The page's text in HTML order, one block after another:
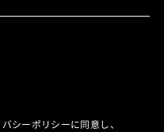
シーポリシーに同意し、